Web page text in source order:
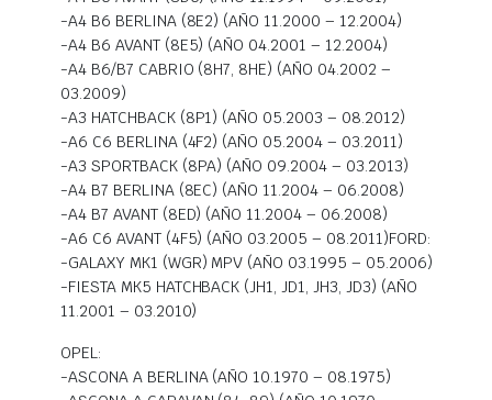
-A4 B6 BERLINA (8E2) (AÑO 11.2000 – 12.2004)
-A4 B6 AVANT (8E5) (AÑO 04.2001 – 12.2004)
-A4 B6/B7 CABRIO (8H7, 8HE) (AÑO 04.2002 –
03.2009)
-A3 HATCHBACK (8P1) (AÑO 05.2003 – 08.2012)
-A6 C6 BERLINA (4F2) (AÑO 05.2004 – 03.2011)
-A3 SPORTBACK (8PA) (AÑO 09.2004 – 03.2013)
-A4 B7 BERLINA (8EC) (AÑO 11.2004 – 06.2008)
-A4 B7 AVANT (8ED) (AÑO 11.2004 – 06.2008)
-A6 C6 AVANT (4F5) (AÑO 03.2005 – 08.2011)FORD:
-GALAXY MK1 (WGR) MPV (AÑO 03.1995 – 05.2006)
-FIESTA MK5 HATCHBACK (JH1, JD1, JH3, JD3) (AÑO
11.2001 – 03.2010)
OPEL:
-ASCONA A BERLINA (AÑO 10.1970 – 08.1975)